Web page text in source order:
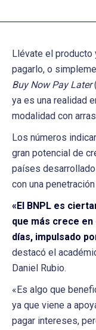
Llévate el producto
pagarlo, o
Buy Now Pay Later
ya es una realidad
modalidad con
Los números
gran potencial de
países
con una
«El BNPL es
que más crece
días, impulsado
destacó el
Daniel Rubio.
«Es algo que
ya que viene a
pagar intereses,